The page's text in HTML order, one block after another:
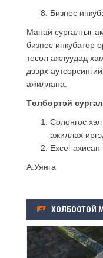
Бизнес
Манай сургалтыг
бизнес инкубатор
төсөл ажлуудад
дээрх
ажиллана.
Төлбөртэй
Солонгос
ажиллах
Excel-ахисан
А.Уянга
ХОЛБООТОЙ